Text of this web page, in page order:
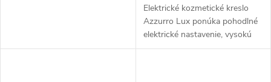
Elektrické kozmetické kreslo
Azzurro Lux ponúka pohodlné
elektrické nastavenie, vysokú
stabilitu a komfort pri